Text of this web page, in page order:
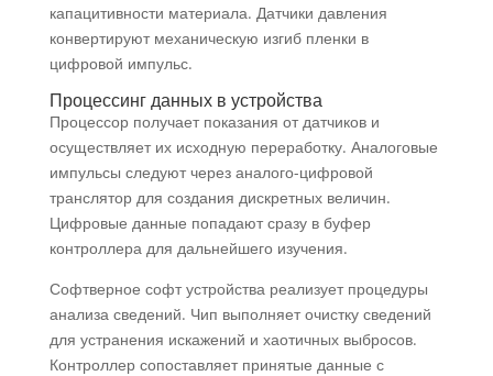
капацитивности материала. Датчики давления
конвертируют механическую изгиб пленки в
цифровой импульс.
Процессинг данных в устройства
Процессор получает показания от датчиков и
осуществляет их исходную переработку. Аналоговые
импульсы следуют через аналого-цифровой
транслятор для создания дискретных величин.
Цифровые данные попадают сразу в буфер
контроллера для дальнейшего изучения.
Софтверное софт устройства реализует процедуры
анализа сведений. Чип выполняет очистку сведений
для устранения искажений и хаотичных выбросов.
Контроллер сопоставляет принятые данные с